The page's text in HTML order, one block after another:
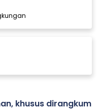
khusus dirangkum